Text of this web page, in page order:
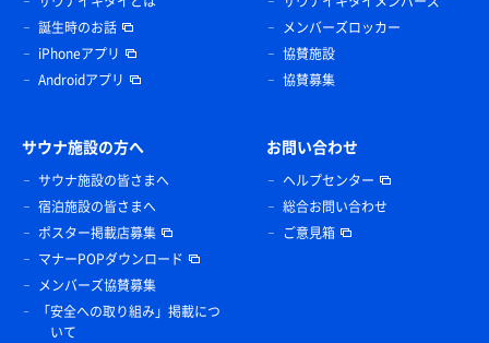
誕生時のお話
iPhoneアプリ
Androidアプリ
メンバーズロッカー
協賛施設
協賛募集
サウナ施設の方へ
サウナ施設の皆さまへ
宿泊施設の皆さまへ
ポスター掲載店募集
マナーPOPダウンロード
メンバーズ協賛募集
「安全への取り組み」掲載につ
いて
お問い合わせ
ヘルプセンター
総合お問い合わせ
ご意見箱